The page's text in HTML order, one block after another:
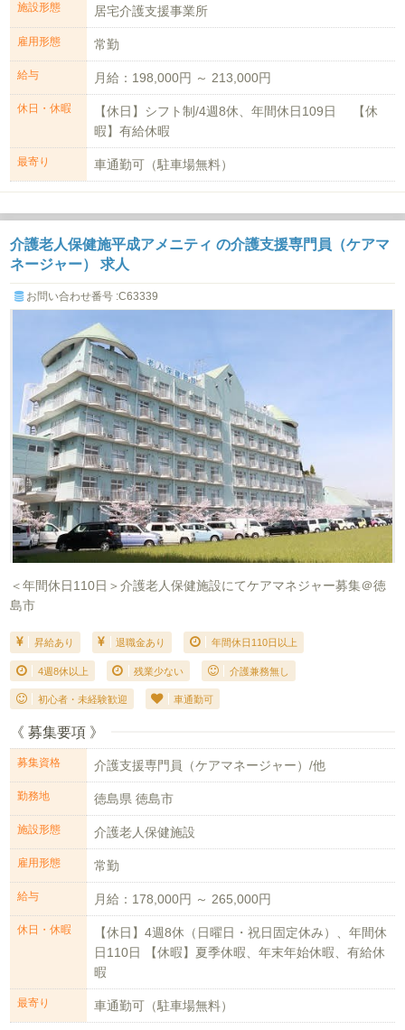
施設形態 居宅介護支援事業所
雇用形態 常勤
給与 月給：198,000円 ～ 213,000円
休日・休暇
【休日】シフト制/4週8休、年間休日109日 【休
暇】有給休暇
最寄り 車通勤可（駐車場無料）
介護老人保健施平成アメニティ の介護支援専門員（ケアマ
ネージャー） 求人
お問い合わせ番号 :C63339
＜年間休日110日＞介護老人保健施設にてケアマネジャー募集＠徳
島市
昇給あり 退職金あり 年間休日110日以上
4週8休以上 残業少ない 介護兼務無し
初心者・未経験歓迎 車通勤可
《 募集要項 》
募集資格 介護支援専門員（ケアマネージャー）/他
勤務地 徳島県 徳島市
施設形態 介護老人保健施設
雇用形態 常勤
給与 月給：178,000円 ～ 265,000円
休日・休暇
【休日】4週8休（日曜日・祝日固定休み）、年間休
日110日 【休暇】夏季休暇、年末年始休暇、有給休
暇
最寄り 車通勤可（駐車場無料）